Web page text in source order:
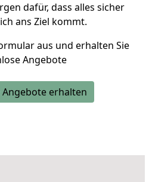
dafür, dass alles sicher
ans Ziel kommt.
aus und erhalten Sie
Angebote
Angebote erhalten